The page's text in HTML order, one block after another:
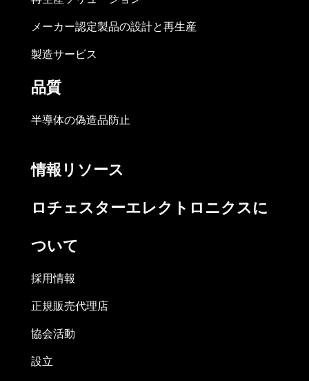
メーカー認定製品の設計と再生産
製造サービス
品質
半導体の偽造品防止
情報リソース
ロチェスターエレクトロニクスに
ついて
採用情報
正規販売代理店
協会活動
設立